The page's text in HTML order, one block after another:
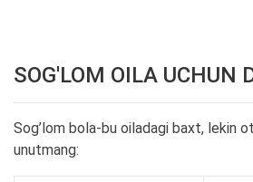
SOG'LOM OILA UCHUN
Sog’lom bola-bu oiladagi baxt, lekin
unutmang: